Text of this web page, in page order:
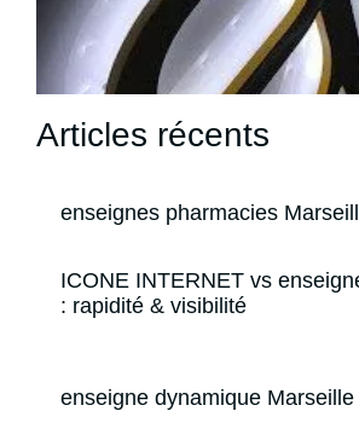
Articles récents
enseignes pharmacies
ICONE INTERNET vs
: rapidité & visibilité
enseigne dynamique Marseille